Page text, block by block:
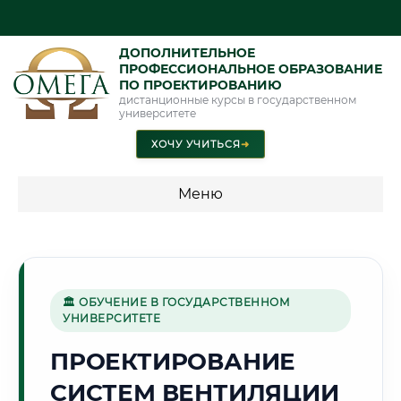
ДОПОЛНИТЕЛЬНОЕ
ПРОФЕССИОНАЛЬНОЕ ОБРАЗОВАНИЕ
ПО ПРОЕКТИРОВАНИЮ
дистанционные курсы в государственном
университете
ХОЧУ УЧИТЬСЯ➜
Меню
✈️
Г. УЛЬЯНОВСК
🏛 ОБУЧЕНИЕ В ГОСУДАРСТВЕННОМ
УНИВЕРСИТЕТЕ
ПРОЕКТИРОВАНИЕ
СИСТЕМ ВЕНТИЛЯЦИИ